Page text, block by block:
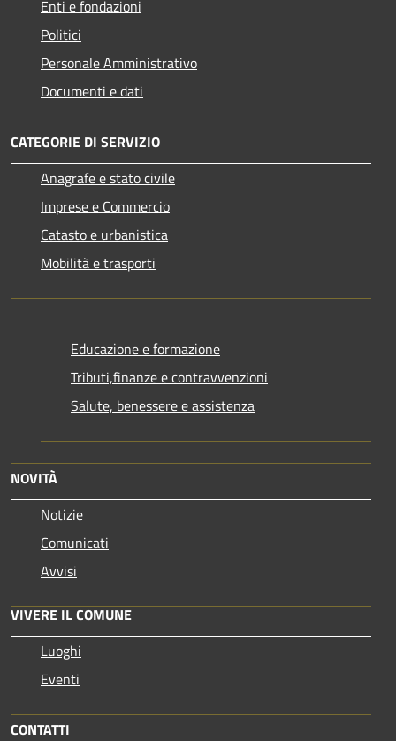
Enti e fondazioni
Politici
Personale Amministrativo
Documenti e dati
CATEGORIE DI SERVIZIO
Anagrafe e stato civile
Imprese e Commercio
Catasto e urbanistica
Mobilità e trasporti
Educazione e formazione
Tributi,finanze e contravvenzioni
Salute, benessere e assistenza
NOVITÀ
Notizie
Comunicati
Avvisi
VIVERE IL COMUNE
Luoghi
Eventi
CONTATTI